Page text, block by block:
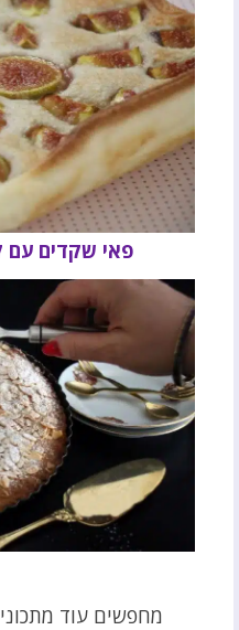
פאי שקדים עם
מחפשים עוד